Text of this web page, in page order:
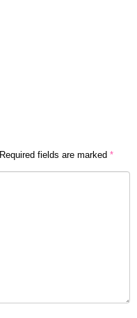
Required fields are marked *